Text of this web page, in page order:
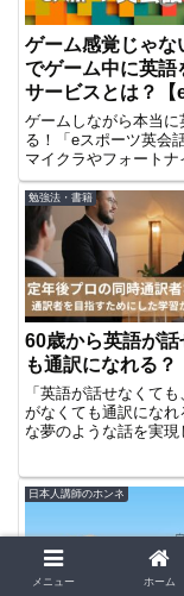
ゲーム感覚じゃな
でゲーム中に英語
サービスとは？【
ツ英会話】
ゲームしながら本当に
る！「eスポーツ英会
マイクラやフォートナ
にリアルな英会話力を
学習スタイル。大人も
月額9,900円。今だけ
勉強法・書籍
60歳から英語が話
も通訳になれる？
「英語が話せなくて
がなくても通訳になれ
な夢のような話を実現
時通訳者になるまでの
は？独学派・教室派の
日本人講師のホンネ
メニュー ホーム